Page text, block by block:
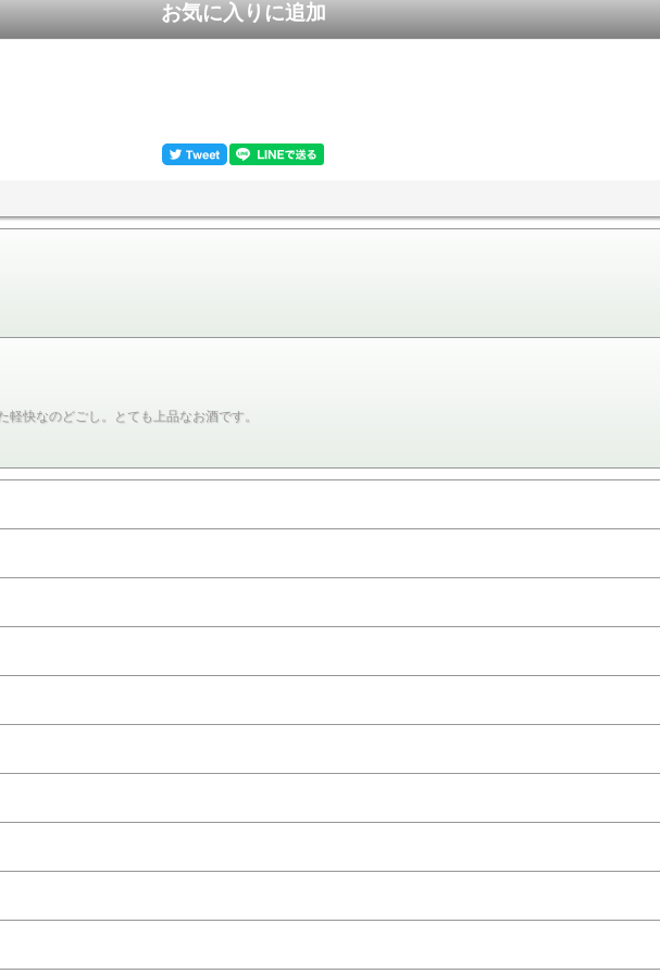
快なのどごし。とても上品なお酒です。